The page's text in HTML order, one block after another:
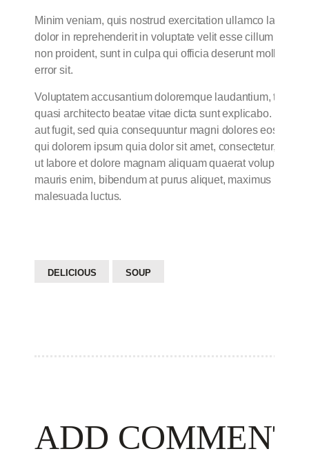
Minim veniam, quis nostrud exercitation ullamco laboris
dolor in reprehenderit in voluptate velit esse cillum
non proident, sunt in culpa qui officia deserunt mollit
error sit.
Voluptatem accusantium doloremque laudantium, totam
quasi architecto beatae vitae dicta sunt explicabo.
aut fugit, sed quia consequuntur magni dolores eos qui
qui dolorem ipsum quia dolor sit amet, consectetur,
ut labore et dolore magnam aliquam quaerat
mauris enim, bibendum at purus aliquet, maximus
malesuada luctus.
DELICIOUS SOUP
ADD COMMENT